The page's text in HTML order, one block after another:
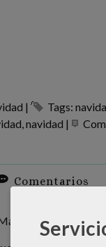
| Tags:
navidad |
Comentarios